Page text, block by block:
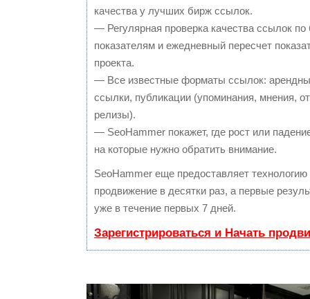
качества у лучших бирж ссылок.
— Регулярная проверка качества ссылок
показателям и ежедневный пересчет
проекта.
— Все известные форматы ссылок:
ссылки, публикации (упоминания, мнения,
релизы).
— SeoHammer покажет, где рост или
на которые нужно обратить внимание.
SeoHammer еще предоставляет технологию
продвижение в десятки раз, а первые
уже в течение первых 7 дней.
Зарегистрироваться и Начать